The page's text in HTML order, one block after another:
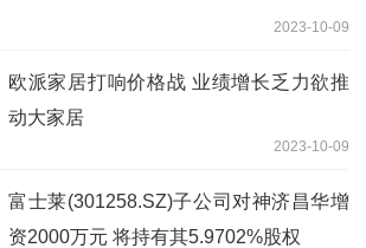
2023-10-09
欧派家居打响价格战 业绩增长乏力欲推
动大家居
2023-10-09
富士莱(301258.SZ)子公司对神济昌华增
资2000万元 将持有其5.9702%股权